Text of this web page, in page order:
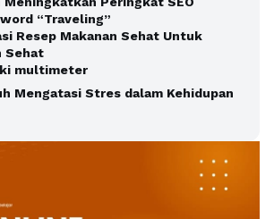
“Traveling”
Resep Makanan Sehat Untuk
Sehat
multimeter
Mengatasi Stres dalam Kehidupan